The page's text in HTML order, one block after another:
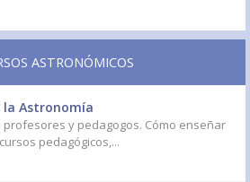
ASTRONÓMICOS
Astronomía
profesores y pedagogos. Cómo enseñar
pedagógicos,...